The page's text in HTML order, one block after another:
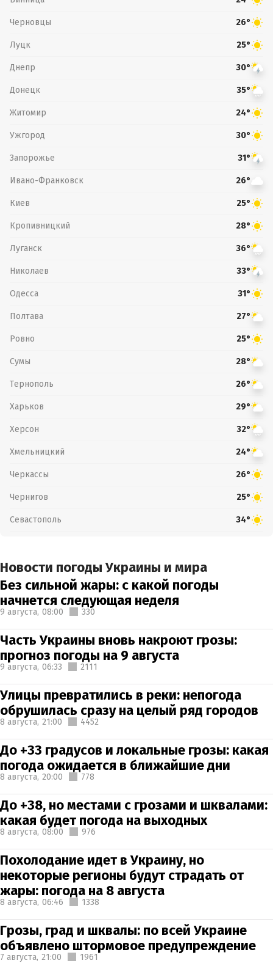
Черновцы 26°
Луцк 25°
Днепр 30°
Донецк 35°
Житомир 24°
Ужгород 30°
Запорожье 31°
Ивано-Франковск 26°
Киев 25°
Кропивницкий 28°
Луганск 36°
Николаев 33°
Одесса 31°
Полтава 27°
Ровно 25°
Сумы 28°
Тернополь 26°
Харьков 29°
Херсон 32°
Хмельницкий 24°
Черкассы 26°
Чернигов 25°
Севастополь 34°
Новости погоды Украины и мира
Без сильной жары: с какой погоды
начнется следующая неделя
9 августа, 08:00 330
Часть Украины вновь накроют грозы:
прогноз погоды на 9 августа
9 августа, 06:33 2111
Улицы превратились в реки: непогода
обрушилась сразу на целый ряд городов
8 августа, 21:00 4452
До +33 градусов и локальные грозы: какая
погода ожидается в ближайшие дни
8 августа, 20:00 778
До +38, но местами с грозами и шквалами:
какая будет погода на выходных
8 августа, 08:00 976
Похолодание идет в Украину, но
некоторые регионы будут страдать от
жары: погода на 8 августа
8 августа, 06:46 1338
Грозы, град и шквалы: по всей Украине
объявлено штормовое предупреждение
7 августа, 21:00 1961